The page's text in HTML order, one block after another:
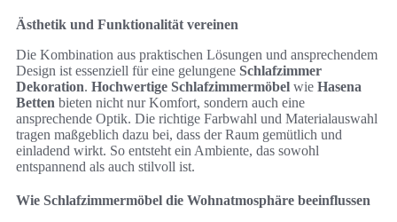
Ästhetik und Funktionalität vereinen
Die Kombination aus praktischen Lösungen und ansprechendem
Design ist essenziell für eine gelungene Schlafzimmer
Dekoration. Hochwertige Schlafzimmermöbel wie Hasena
Betten bieten nicht nur Komfort, sondern auch eine
ansprechende Optik. Die richtige Farbwahl und Materialauswahl
tragen maßgeblich dazu bei, dass der Raum gemütlich und
einladend wirkt. So entsteht ein Ambiente, das sowohl
entspannend als auch stilvoll ist.
Wie Schlafzimmermöbel die Wohnatmosphäre beeinflussen